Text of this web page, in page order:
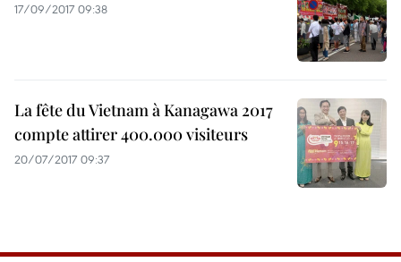
17/09/2017 09:38
La fête du Vietnam à Kanagawa 2017
compte attirer 400.000 visiteurs
20/07/2017 09:37